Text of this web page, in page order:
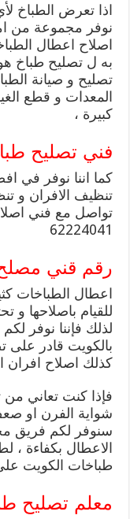
اذا تعرض الطباخ
نوفر مجموعة من
اصلاح اعطال
به ل تصليح طباخ
تصليح و صيانة
المعدات و قطع
كبيرة ،
فني تصليح
كما اننا نوفر في
تنظيف الافران و
تواصل مع فني
62224041
رقم قني
اعطال الطباخات
للقيام باصلاحها و
لذلك فإننا نوفر
بالكويت قادر على
كذلك اصلاح افران
فإذا كنت تعاني
شواية الفرن او
سنوفر لكم فريق
الاعطال بكفاءة ،
طباخات الكويت على رقم
معلم تصليح